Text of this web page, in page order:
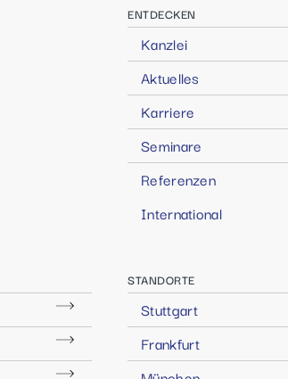
ENTDECKEN
Kanzlei
Aktuelles
Karriere
Seminare
Referenzen
International
STANDORTE
Stuttgart
Frankfurt